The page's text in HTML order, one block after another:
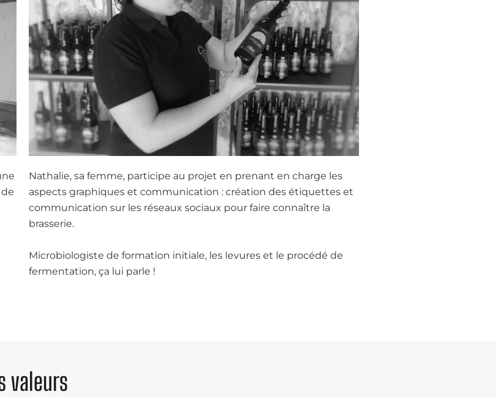
Nathalie, sa femme, participe au projet en prenant en charge les
aspects graphiques et communication : création des étiquettes et
communication sur les réseaux sociaux pour faire connaître la
brasserie.
Microbiologiste de formation initiale, les levures et le procédé de
fermentation, ça lui parle !
valeurs